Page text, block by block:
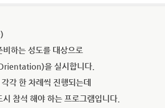
하는 성도를 대상으로
을 실시합니다.
각 한 차례씩 진행되는데
참석 해야 하는 프로그램입니다.